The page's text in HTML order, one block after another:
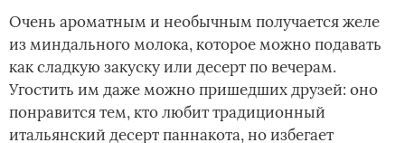
Очень ароматным и необычным получается желе
из миндального молока, которое можно подавать
как сладкую закуску или десерт по вечерам.
Угостить им даже можно пришедших друзей: оно
понравится тем, кто любит традиционный
итальянский десерт паннакота, но избегает